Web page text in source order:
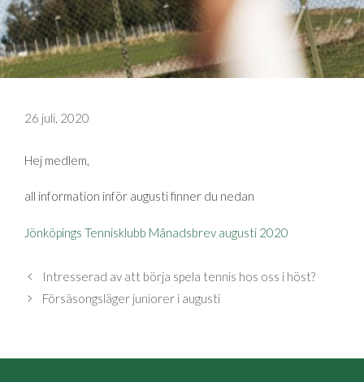
26 juli, 2020
Hej medlem,
all information inför augusti finner du nedan
Jönköpings Tennisklubb Månadsbrev augusti 2020
Intresserad av att börja spela tennis hos oss i höst?
Försäsongsläger juniorer i augusti